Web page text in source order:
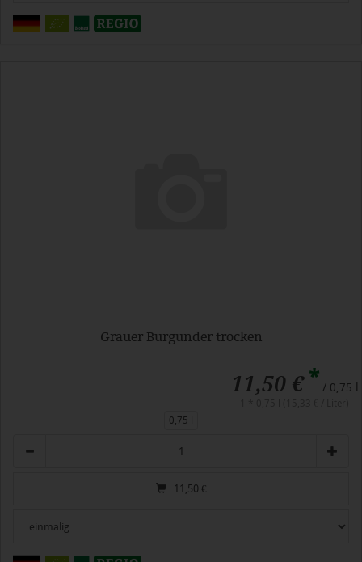
Grauer Burgunder trocken
11,50 €* / 0,75 l
0,75 l
11,50 €